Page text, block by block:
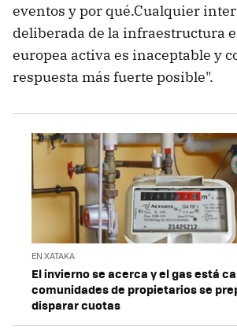
eventos y por qué.Cualquier
deliberada de la infraestructura
europea activa es inaceptable y
respuesta más fuerte posible".
EN XATAKA
El invierno se acerca y el gas está
comunidades de propietarios se
disparar cuotas